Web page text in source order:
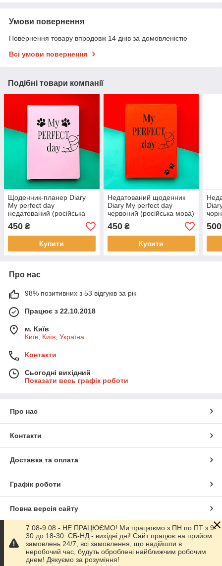
Умови повернення
Повернення товару впродовж 14 днів за домовленістю
Всі умови повернення
Подібні товари компанії
Щоденник-планер Diary
My perfect day
недатований (російська
мова) рожевий
450 ₴
Купити
Недатований щоденник
Diary My perfect day
червоний (російська мова)
450₴
Купити
500
Про нас
98% позитивних з 53 відгуків за рік
Працює з 22.10.2018
м. Київ
Київ, Київ, Україна
Контакти
Сьогодні вихідний
Показати весь графік роботи
Про нас
Контакти
Доставка та оплата
Графік роботи
Повна версія сайту
Сайт створено на маркетплейсіProm.ua
Політика конфіденційності
7.08-9.08 - НЕ ПРАЦЮЄМО! Ми працюємо з ПН по ПТ з 9-
30 до 18-30. СБ-НД - вихідні дні! Сайт працює на прийом
замовлень 24/7, всі замовлення, що надійшли в
неробочий час, будуть оброблені найближчим робочим
днем! Дякуємо за розуміння!